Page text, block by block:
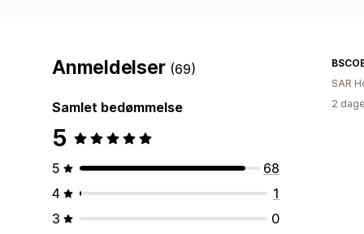
Anmeldelser (69)
Samlet bedømmelse
5
5
68
4
1
3
0
SAR
2